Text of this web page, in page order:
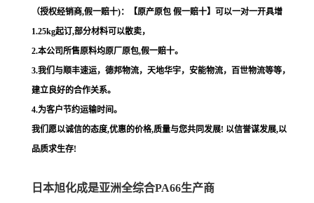
（授权经销商,假一赔十)：【原产原包 假一赔十】可以一对一开具增
1.25kg起订,部分材料可以散卖，
2.本公司所售原料均原厂原包,假一赔十。
3.我们与顺丰速运，德邦物流，天地华宇，安能物流，百世物流等等，
建立良好的合作关系。
4.为客户节约运输时间。
我们愿以诚信的态度,优惠的价格,质量与您共同发展! 以信誉谋发展,以
品质求生存!
日本旭化成是亚洲全综合PA66生产商